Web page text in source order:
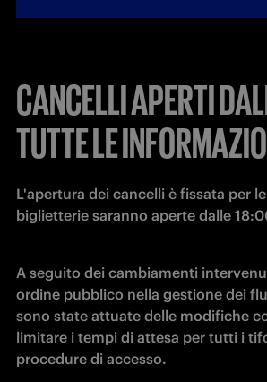
CANCELLI APERTI
TUTTE LE
L'apertura dei cancelli è fissata per
biglietterie saranno aperte dalle
A seguito dei cambiamenti
ordine pubblico nella gestione dei
sono state attuate delle modifiche
limitare i tempi di attesa per tutti i
procedure di accesso.